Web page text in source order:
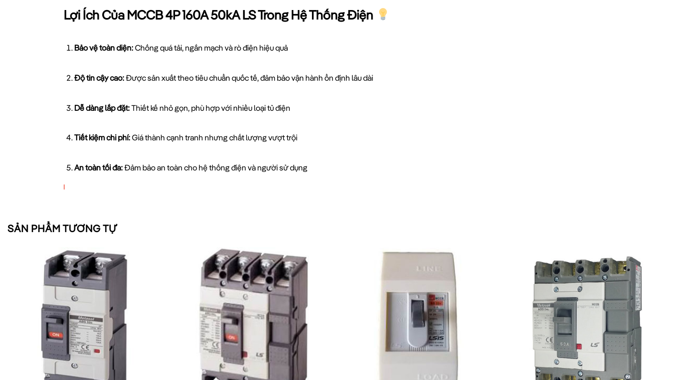
Lợi Ích Của MCCB 4P 160A 50kA LS Trong Hệ Thống Điện
Bảo vệ toàn diện:Chống quá tải, ngắn mạch và rò điện hiệu quả
Độ tin cậy cao:Được sản xuất theo tiêu chuẩn quốc tế, đảm bảo vận hành ổn định lâu dài
Dễ dàng lắp đặt:Thiết kế nhỏ gọn, phù hợp với nhiều loại tủ điện
Tiết kiệm chi phí:Giá thành cạnh tranh nhưng chất lượng vượt trội
An toàn tối đa:Đảm bảo an toàn cho hệ thống điện và người sử dụng
an toàn và ổn định. Với khả năng ngắt cao 50kA, thiết bị này mang lại sự bảo vệ tối ưu cho hệ thống điện của bạn.” – Chuyên gia
điện công nghiệp
Ứng Dụng Của MCCB 4P 160A 50kA Trong Thực Tế
MCCB 4P 160A 50kA TS160N FMU160 4P LSđược ứng dụng rộng rãi trong nhiều lĩnh vực:
Nhà máy sản xuất: Bảo vệ các thiết bị máy móc công nghiệp
Tòa nhà thương mại: Đảm bảo an toàn cho hệ thống điện trong các cao ốc văn phòng
SẢN PHẨM TƯƠNG TỰ